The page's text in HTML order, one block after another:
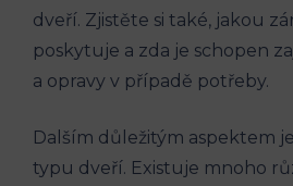
dveří. Zjistěte si také, jakou
poskytuje a zda je schopen
a opravy v případě potřeby.
Dalším důležitým aspektem
typu dveří. Existuje mnoho